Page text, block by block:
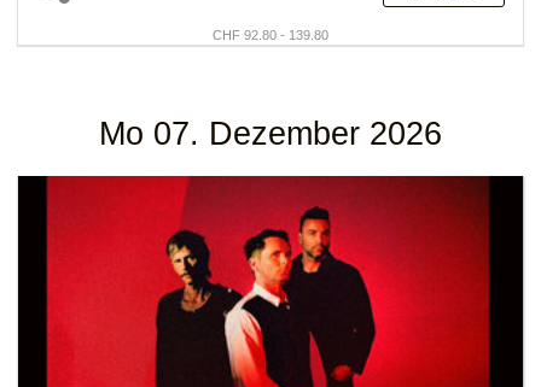
CHF 92.80 - 139.80
Mo 07. Dezember 2026